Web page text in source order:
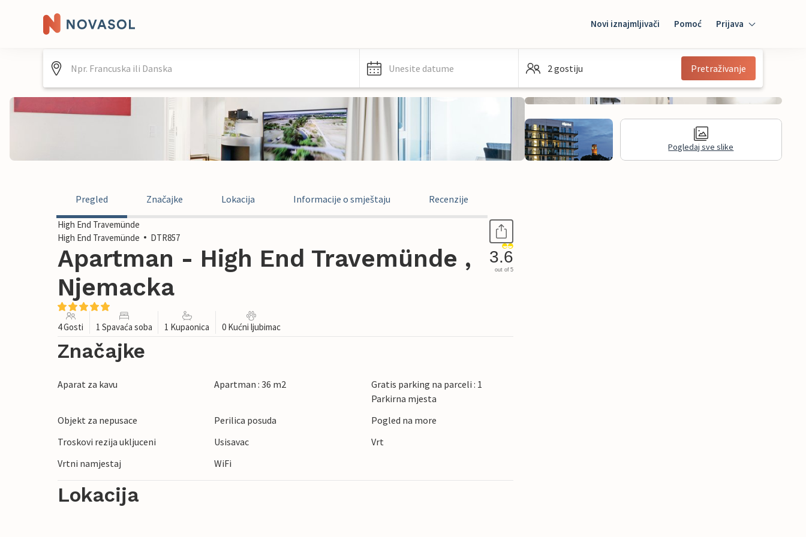
Novi iznajmljivači Pomoć Prijava
Mybooking
Unesite datume 2 gostiju Pretraživanje
Pogledaj sve slike
Pregled Značajke Lokacija Informacije o smještaju Recenzije
High End Travemünde
High End Travemünde
DTR857
Apartman - High End Travemünde ,
Njemacka
3.6
out of 5
4 Gosti 1 Spavaća soba 1 Kupaonica 0 Kućni ljubimac
Značajke
Aparat za kavu Apartman : 36 m2
Gratis parking na parceli : 1
Parkirna mjesta
Objekt za nepusace
Perilica posuda
Pogled na more
Troskovi rezija ukljuceni
Usisavac
Vrt
Vrtni namjestaj
WiFi
Lokacija